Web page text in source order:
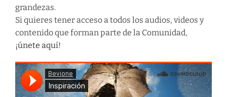
grandezas.
Si quieres tener acceso a todos los audios, videos y
contenido que forman parte de la Comunidad,
¡únete aquí!